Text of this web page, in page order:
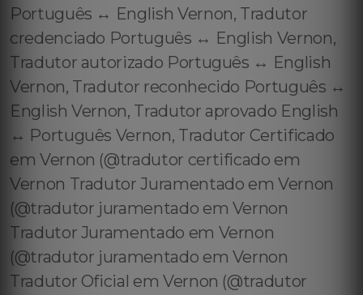
Português ↔️ English Vernon, Tradutor
credenciado Português ↔️ English Vernon,
Tradutor autorizado Português ↔️ English
Vernon, Tradutor reconhecido Português ↔️
English Vernon, Tradutor aprovado English
↔️ Português Vernon, Tradutor Certificado
em Vernon (@tradutor certificado em
Vernon Tradutor Juramentado em Vernon
(@tradutor juramentado em Vernon
Tradutor Juramentado em Vernon
(@tradutor juramentado em Vernon
Tradutor Oficial em Vernon (@tradutor